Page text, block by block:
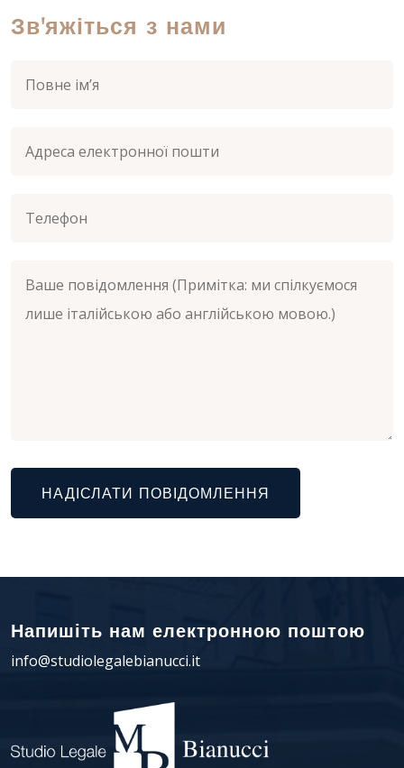
Зв'яжіться з нами
НАДІСЛАТИ ПОВІДОМЛЕННЯ
Напишіть нам електронною поштою
info@studiolegalebianucci.it